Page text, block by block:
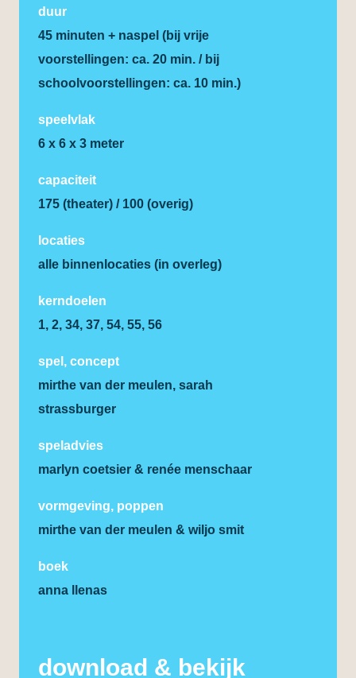
duur
45 minuten + naspel (bij vrije
voorstellingen: ca. 20 min. / bij
schoolvoorstellingen: ca. 10 min.)
speelvlak
6 x 6 x 3 meter
capaciteit
175 (theater) / 100 (overig)
locaties
alle binnenlocaties (in overleg)
kerndoelen
1, 2, 34, 37, 54, 55, 56
spel, concept
mirthe van der meulen, sarah
strassburger
speladvies
marlyn coetsier & renée menschaar
vormgeving, poppen
mirthe van der meulen & wiljo smit
boek
anna llenas
download & bekijk